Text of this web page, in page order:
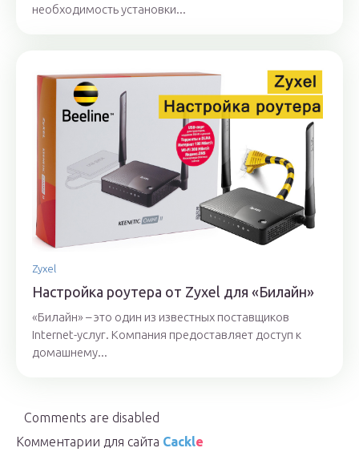
необходимость установки...
Zyxel
Настройка роутера от Zyxel для «Билайн»
«Билайн» – это один из известных поставщиков
Internet-услуг. Компания предоставляет доступ к
домашнему...
Comments are disabled
Комментарии для сайта Cackle